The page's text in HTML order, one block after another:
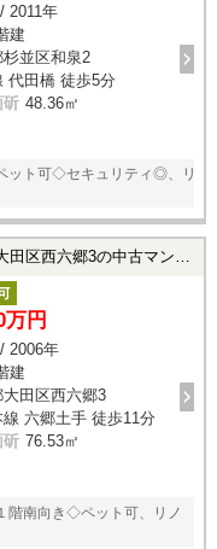
2011年
建
杉並区和泉2
代田橋 徒歩5分
斫 48.36㎡
ット可◇セキュリティ◎、リ
西六郷3の中古マンション
万円
2006年
建
大田区西六郷3
六郷土手 徒歩11分
斫 76.53㎡
階南向き◇ペット可、リノ